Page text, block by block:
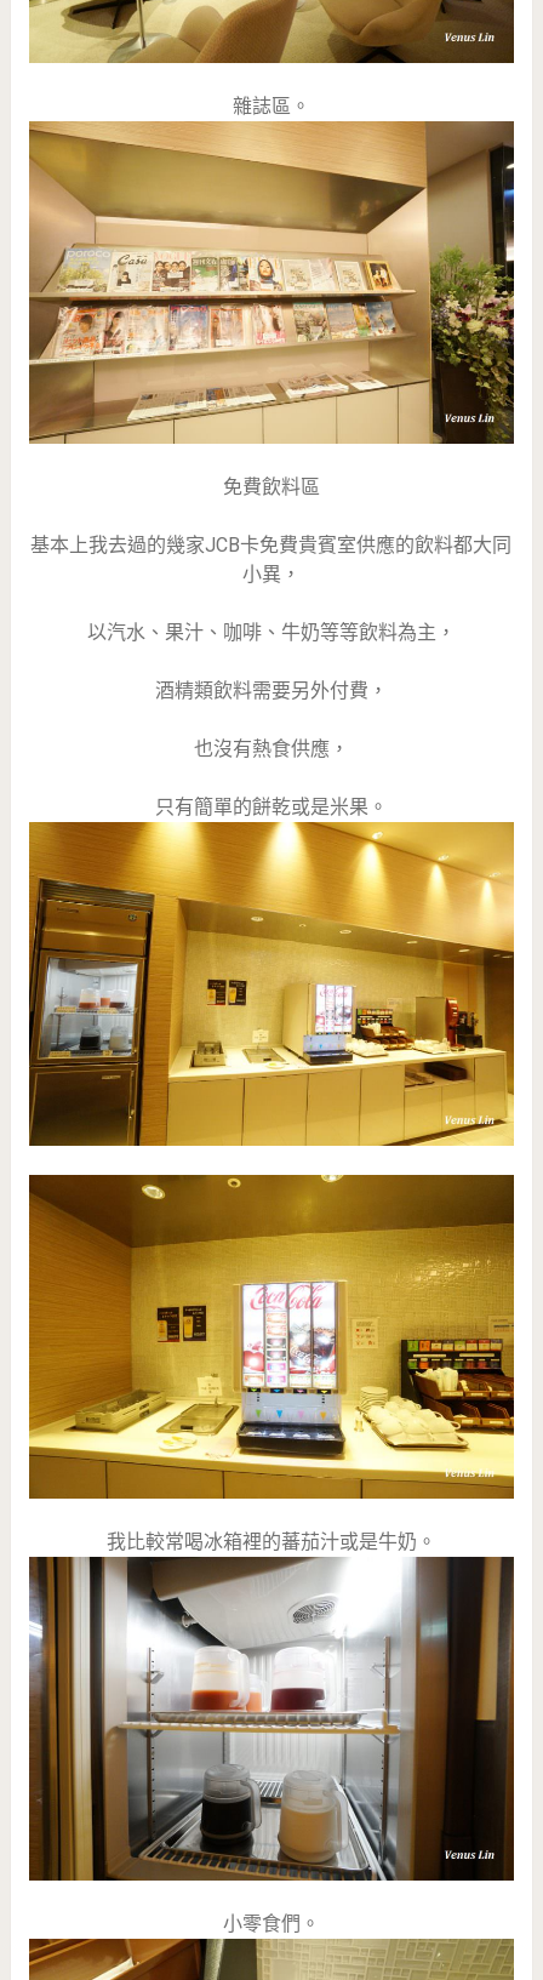
雜誌區。
免費飲料區
基本上我去過的幾家JCB卡免費貴賓室供應的飲料都大同
小異，
以汽水、果汁、咖啡、牛奶等等飲料為主，
酒精類飲料需要另外付費，
也沒有熱食供應，
只有簡單的餅乾或是米果。
我比較常喝冰箱裡的蕃茄汁或是牛奶。
小零食們。